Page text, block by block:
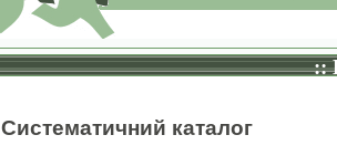
::
Систематичний каталог